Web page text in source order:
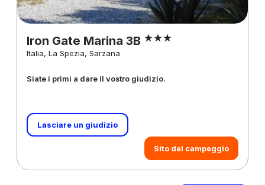
Iron Gate Marina 3B
Italia, La Spezia, Sarzana
Siate i primi a dare il vostro giudizio.
Lasciare un giudizio
Sito del campeggio